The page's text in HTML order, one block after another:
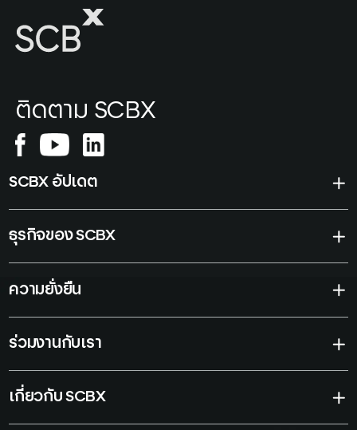
ติดตาม SCBX
SCBX อัปเดต
ธุรกิจของ SCBX
ความยั่งยืน
ร่วมงานกับเรา
เกี่ยวกับ SCBX